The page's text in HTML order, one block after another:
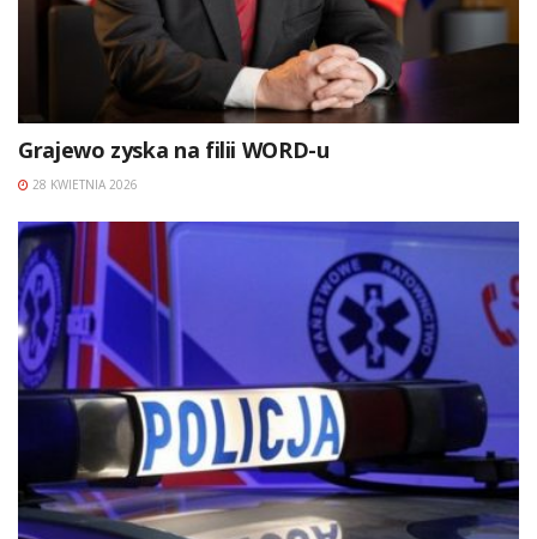
Grajewo zyska na filii WORD-u
28 KWIETNIA 2026